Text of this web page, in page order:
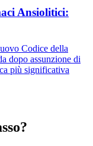
Ansiolitici:
Codice della
dopo assunzione di
più significativa